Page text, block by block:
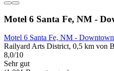
Motel 6 Santa Fe, NM -
Motel 6 Santa Fe, NM - Downtown
Railyard Arts District, 0,5 km von
8,0/10
Sehr gut